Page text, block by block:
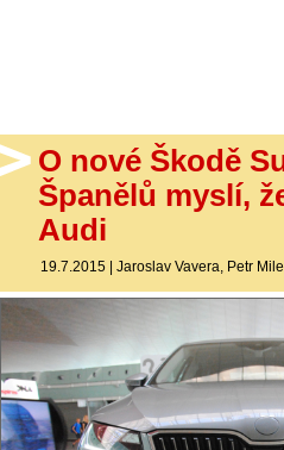
O nové Škodě
Španělů myslí,
Audi
19.7.2015 | Jaroslav Vavera Petr